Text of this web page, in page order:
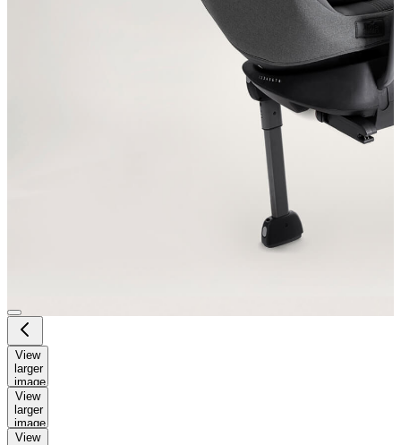
View
larger
image
View
larger
image
View